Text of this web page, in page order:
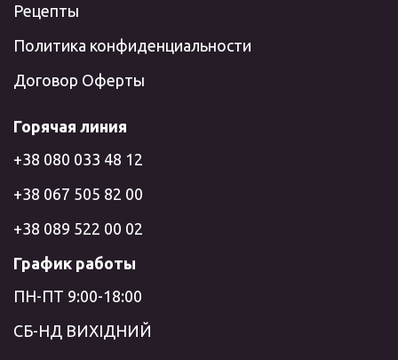
Рецепты
Политика конфиденциальности
Договор Оферты
Горячая линия
+38 080 033 48 12
+38 067 505 82 00
+38 089 522 00 02
График работы
ПН-ПТ 9:00-18:00
СБ-НД ВИХІДНИЙ